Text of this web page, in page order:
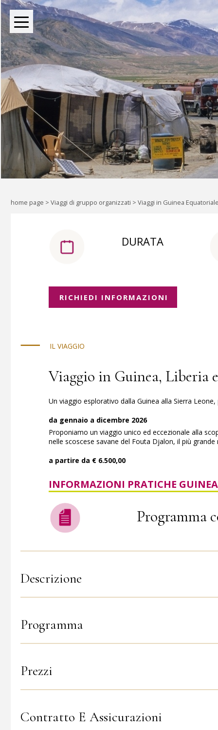
BOUTIQUE TOUR OPERATOR INDIPENDENTE DAL 2004
Oltre le rotte comuni:
Liberi di esplorare il mondo,
home page > Viaggi di gruppo organizzati > Viaggi in Guinea
DURATA
RICHIEDI INFORMAZIONI
IL VIAGGIO
Viaggio in Guinea, Liberia
Un viaggio esplorativo dalla Guinea alla Sierra
da gennaio a dicembre 2026
Proponiamo un viaggio unico ed eccezionale alla
nelle scoscese savane del Fouta Djalon, il più
a partire da € 6.500,00
INFORMAZIONI PRATICHE
Programma
Descrizione
Programma
Prezzi
Contratto E Assicurazioni